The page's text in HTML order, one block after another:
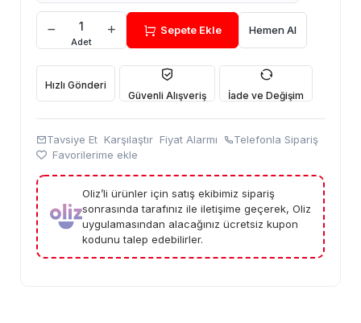
Adet
Sepete Ekle Hemen Al
Hızlı Gönderi
Güvenli Alışveriş
İade ve Değişim
Tavsiye Et Karşılaştır Fiyat Alarmı
Telefonla Sipariş
Favorilerime ekle
Oliz’li ürünler için satış ekibimiz sipariş
sonrasında tarafınız ile iletişime geçerek, Oliz
uygulamasından alacağınız ücretsiz kupon
kodunu talep edebilirler.